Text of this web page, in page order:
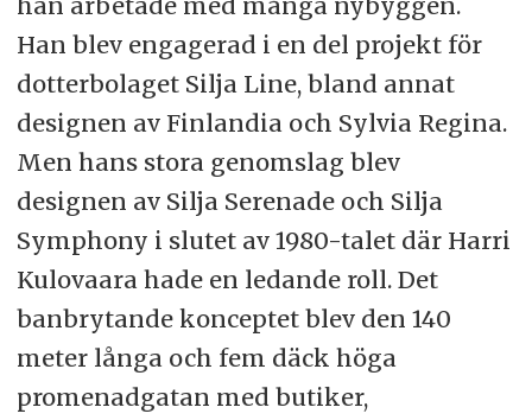
Han blev engagerad i en del projekt för
dotterbolaget Silja Line, bland annat
designen av Finlandia och Sylvia Regina.
Men hans stora genomslag blev
designen av Silja Serenade och Silja
Symphony i slutet av 1980-talet där Harri
Kulovaara hade en ledande roll. Det
banbrytande konceptet blev den 140
meter långa och fem däck höga
promenadgatan med butiker,